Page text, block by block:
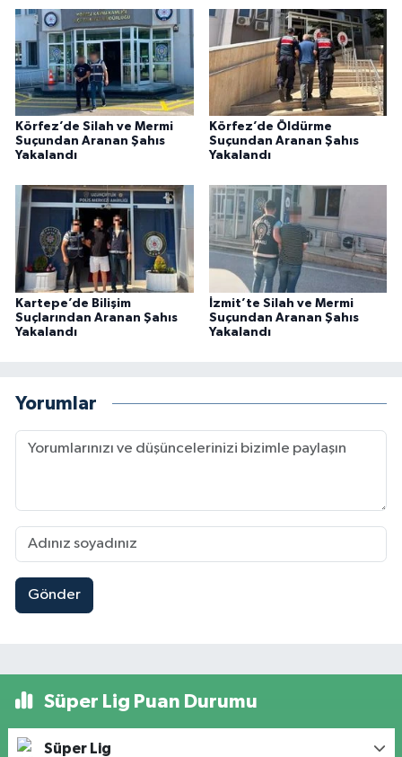
Körfez’de Silah ve Mermi
Suçundan Aranan Şahıs
Yakalandı
Körfez’de Öldürme
Suçundan Aranan Şahıs
Yakalandı
Kartepe’de Bilişim
Suçlarından Aranan Şahıs
Yakalandı
İzmit’te Silah ve Mermi
Suçundan Aranan Şahıs
Yakalandı
Yorumlar
Gönder
Süper Lig Puan Durumu
Süper Lig